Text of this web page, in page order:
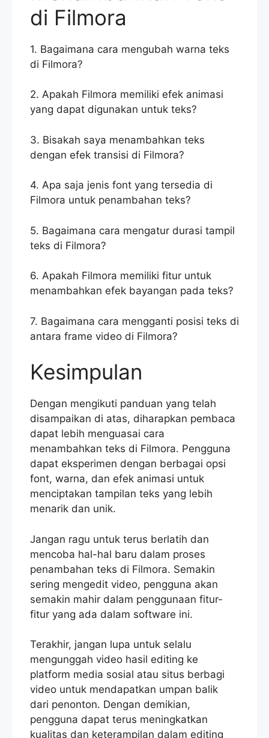
di Filmora
1. Bagaimana cara mengubah warna teks
di Filmora?
2. Apakah Filmora memiliki efek animasi
yang dapat digunakan untuk teks?
3. Bisakah saya menambahkan teks
dengan efek transisi di Filmora?
4. Apa saja jenis font yang tersedia di
Filmora untuk penambahan teks?
5. Bagaimana cara mengatur durasi tampil
teks di Filmora?
6. Apakah Filmora memiliki fitur untuk
menambahkan efek bayangan pada teks?
7. Bagaimana cara mengganti posisi teks di
antara frame video di Filmora?
Kesimpulan
Dengan mengikuti panduan yang telah
disampaikan di atas, diharapkan pembaca
dapat lebih menguasai cara
menambahkan teks di Filmora. Pengguna
dapat eksperimen dengan berbagai opsi
font, warna, dan efek animasi untuk
menciptakan tampilan teks yang lebih
menarik dan unik.
Jangan ragu untuk terus berlatih dan
mencoba hal-hal baru dalam proses
penambahan teks di Filmora. Semakin
sering mengedit video, pengguna akan
semakin mahir dalam penggunaan fitur-
fitur yang ada dalam software ini.
Terakhir, jangan lupa untuk selalu
mengunggah video hasil editing ke
platform media sosial atau situs berbagi
video untuk mendapatkan umpan balik
dari penonton. Dengan demikian,
pengguna dapat terus meningkatkan
kualitas dan keterampilan dalam editing